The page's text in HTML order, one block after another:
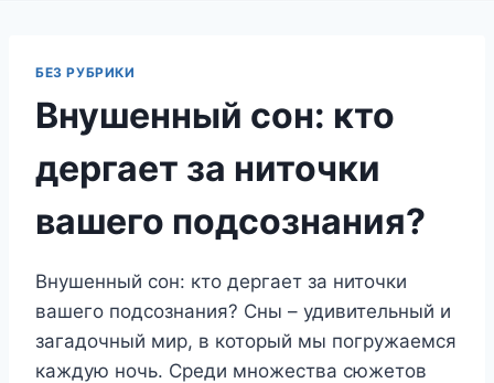
БЕЗ РУБРИКИ
Внушенный сон: кто
дергает за ниточки
вашего подсознания?
Внушенный сон: кто дергает за ниточки
вашего подсознания? Сны – удивительный и
загадочный мир, в который мы погружаемся
каждую ночь. Среди множества сюжетов